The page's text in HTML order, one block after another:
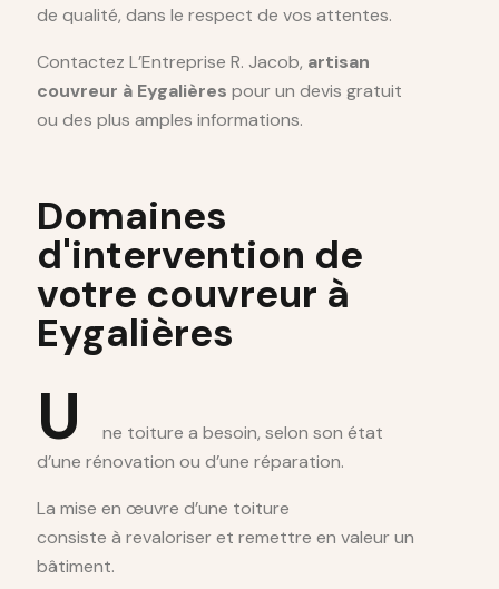
de qualité, dans le respect de vos attentes.
Contactez L’Entreprise R. Jacob, artisan
couvreur à Eygalières pour un devis gratuit
ou des plus amples informations.
Domaines
d'intervention de
votre couvreur à
Eygalières
U
ne toiture a besoin, selon son état
d’une rénovation ou d’une réparation.
La mise en œuvre d’une toiture
consiste à revaloriser et remettre en valeur un
bâtiment.